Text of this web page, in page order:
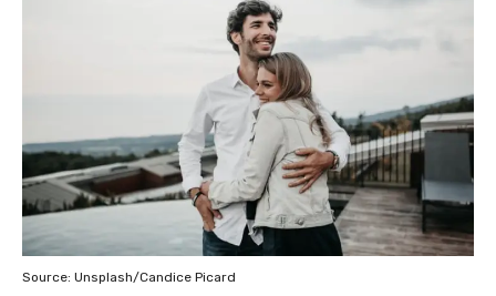
Source: Unsplash/Candice Picard